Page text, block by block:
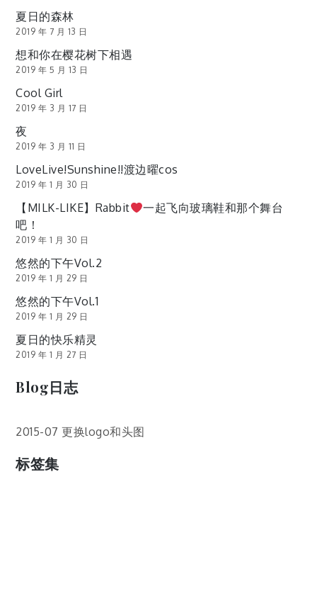
夏日的森林
2019 年 7 月 13 日
想和你在樱花树下相遇
2019 年 5 月 13 日
Cool Girl
2019 年 3 月 17 日
夜
2019 年 3 月 11 日
LoveLive!Sunshine!!渡边曜cos
2019 年 1 月 30 日
【MILK-LIKE】Rabbit
一起飞向玻璃鞋和那个舞台
吧！
2019 年 1 月 30 日
悠然的下午Vol.2
2019 年 1 月 29 日
悠然的下午Vol.1
2019 年 1 月 29 日
夏日的快乐精灵
2019 年 1 月 27 日
Blog日志
2015-07 更换logo和头图
标签集